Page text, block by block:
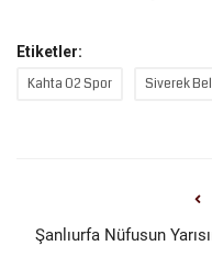
Etiketler:
Kahta 02 Spor Siverek
Şanlıurfa Nüfusun